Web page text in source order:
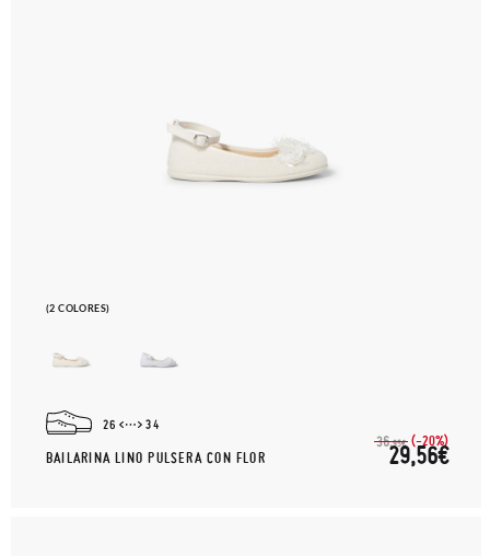
(2 COLORES)
26 34
BAILARINA LINO PULSERA CON FLOR
36,95€ (-20%)
29,56€